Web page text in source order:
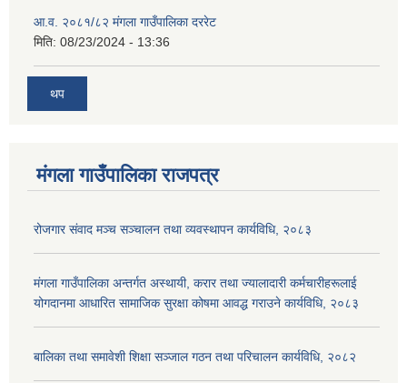
आ.व. २०८१/८२ मंगला गाउँपालिका दररेट
मिति: 08/23/2024 - 13:36
थप
मंगला गाउँपालिका राजपत्र
रोजगार संवाद मञ्च सञ्चालन तथा व्यवस्थापन कार्यविधि, २०८३
मंगला गाउँपालिका अन्तर्गत अस्थायी, करार तथा ज्यालादारी कर्मचारीहरूलाई
योगदानमा आधारित सामाजिक सुरक्षा कोषमा आवद्ध गराउने कार्यविधि, २०८३
बालिका तथा समावेशी शिक्षा सञ्जाल गठन तथा परिचालन कार्यविधि, २०८२